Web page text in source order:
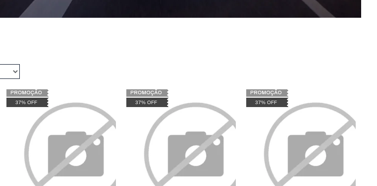
37% OFF 37% OFF 37% OFF